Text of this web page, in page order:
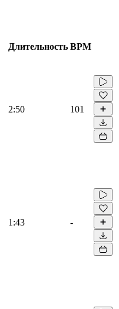
Длительность BPM
2:50 101
1:43 -